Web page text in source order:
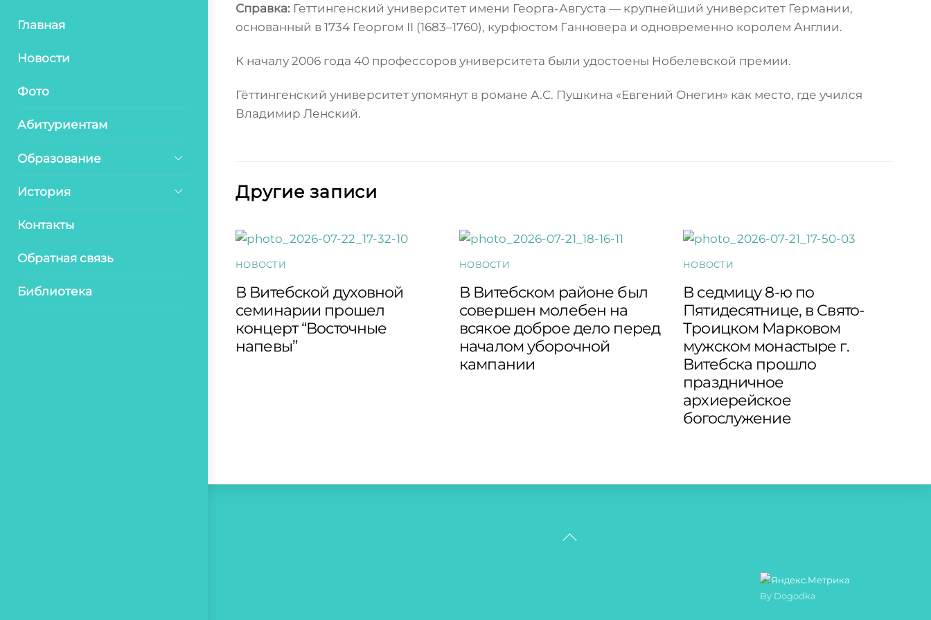
Главная
Новости
Фото
Абитуриентам
Образование
История
Контакты
Обратная связь
Библиотека
Справка: Геттингенский университет имени Георга-Августа — крупнейший университет Германии,
основанный в 1734 Георгом II (1683–1760), курфюстом Ганновера и одновременно королем Англии.
К началу 2006 года 40 профессоров университета были удостоены Нобелевской премии.
Гёттингенский университет упомянут в романе А.С. Пушкина «Евгений Онегин» как место, где учился
Владимир Ленский.
Другие записи
НОВОСТИ
В Витебской духовной
семинарии прошел
концерт “Восточные
напевы”
НОВОСТИ
В Витебском районе был
совершен молебен на
всякое доброе дело перед
началом уборочной
кампании
НОВОСТИ
В седмицу 8-ю по
Пятидесятнице, в Свято-
Троицком Марковом
мужском монастыре г.
Витебска прошло
праздничное
архиерейское
богослужение
Back
By Dogodka